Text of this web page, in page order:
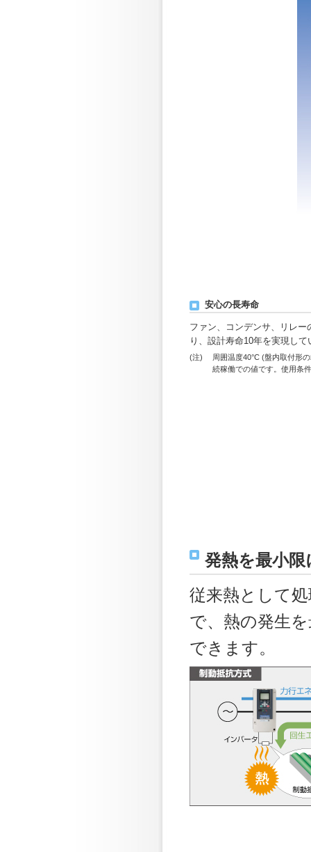
安心の長寿命
ファン、コンデンサ、リレ
り、設計寿命10年を実現して
(注)
周囲温度40°C (盤内取付形
続稼働での値です。使用条
発熱を最小
従来熱として
で、熱の発生
できます。